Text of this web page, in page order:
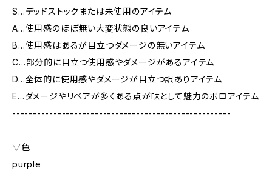
S…デッドストックまたは未使用のアイテム
A…使用感のほぼ無い大変状態の良いアイテム
B…使用感はあるが目立つダメージの無いアイテム
C…部分的に目立つ使用感やダメージがあるアイテム
D…全体的に使用感やダメージが目立つ訳ありアイテム
E…ダメージやリペアが多くある点が味として魅力のボロアイテム
-----------------------------------------------------
▽色
purple